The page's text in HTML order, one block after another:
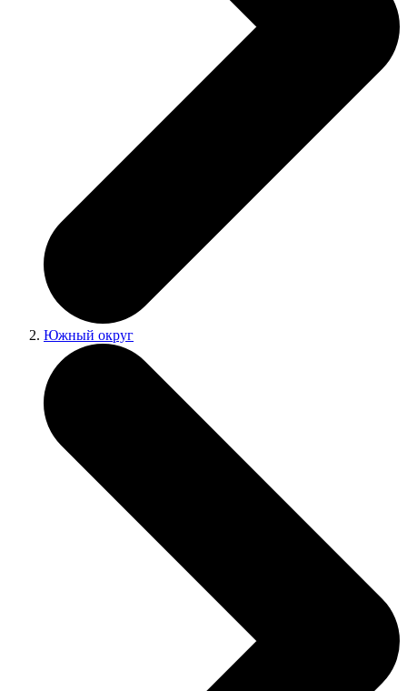
Южный округ